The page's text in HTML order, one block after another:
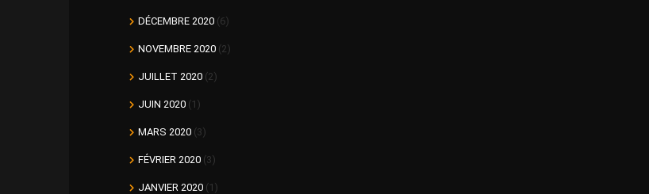
DÉCEMBRE 2020 (6)
NOVEMBRE 2020 (2)
JUILLET 2020 (2)
JUIN 2020 (1)
MARS 2020 (3)
FÉVRIER 2020 (3)
JANVIER 2020 (1)